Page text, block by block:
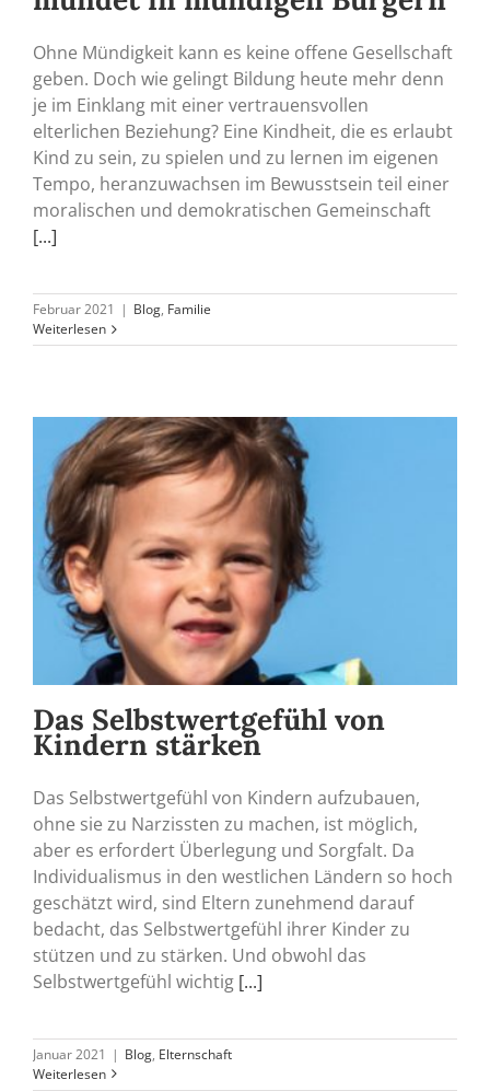
Ohne Mündigkeit kann es keine offene Gesellschaft
geben. Doch wie gelingt Bildung heute mehr denn
je im Einklang mit einer vertrauensvollen
elterlichen Beziehung? Eine Kindheit, die es erlaubt
Kind zu sein, zu spielen und zu lernen im eigenen
Tempo, heranzuwachsen im Bewusstsein teil einer
moralischen und demokratischen Gemeinschaft
[...]
Februar 2021 | Blog, Familie
Weiterlesen
Das Selbstwertgefühl von
Kindern stärken
Das Selbstwertgefühl von Kindern aufzubauen,
ohne sie zu Narzissten zu machen, ist möglich,
aber es erfordert Überlegung und Sorgfalt. Da
Individualismus in den westlichen Ländern so hoch
geschätzt wird, sind Eltern zunehmend darauf
bedacht, das Selbstwertgefühl ihrer Kinder zu
stützen und zu stärken. Und obwohl das
Selbstwertgefühl wichtig [...]
Januar 2021 | Blog, Elternschaft
Weiterlesen